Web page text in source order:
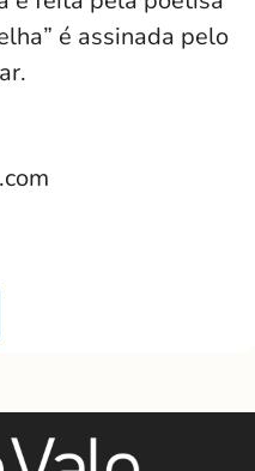
é assinada pelo